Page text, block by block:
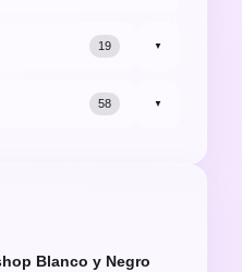
19 ▼
58 ▼
Blanco y Negro